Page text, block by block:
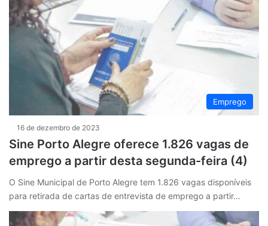
Emprego
16 de dezembro de 2023
Sine Porto Alegre oferece 1.826 vagas de
emprego a partir desta segunda-feira (4)
O Sine Municipal de Porto Alegre tem 1.826 vagas disponíveis
para retirada de cartas de entrevista de emprego a partir…